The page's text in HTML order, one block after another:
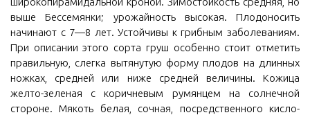
выше Бессемянки; урожайность высокая. Плодоносить
начинают с 7—8 лет. Устойчивы к грибным заболеваниям.
При описании этого сорта груш особенно стоит отметить
правильную, слегка вытянутую форму плодов на длинных
ножках, средней или ниже средней величины. Кожица
желто-зеленая с коричневым румянцем на солнечной
стороне. Мякоть белая, сочная, посредственного кисло-